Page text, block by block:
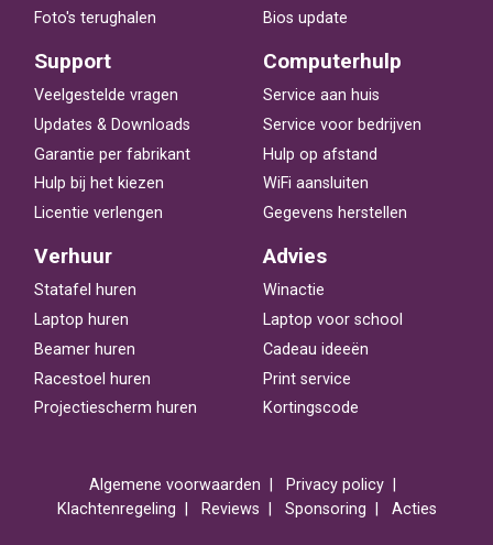
Foto's terughalen
Bios update
Support
Veelgestelde vragen
Updates & Downloads
Garantie per fabrikant
Hulp bij het kiezen
Licentie verlengen
Computerhulp
Service aan huis
Service voor bedrijven
Hulp op afstand
WiFi aansluiten
Gegevens herstellen
Verhuur
Statafel huren
Laptop huren
Beamer huren
Racestoel huren
Projectiescherm huren
Advies
Winactie
Laptop voor school
Cadeau ideeën
Print service
Kortingscode
Algemene voorwaarden
Privacy policy
Klachtenregeling
Reviews Sponsoring Acties